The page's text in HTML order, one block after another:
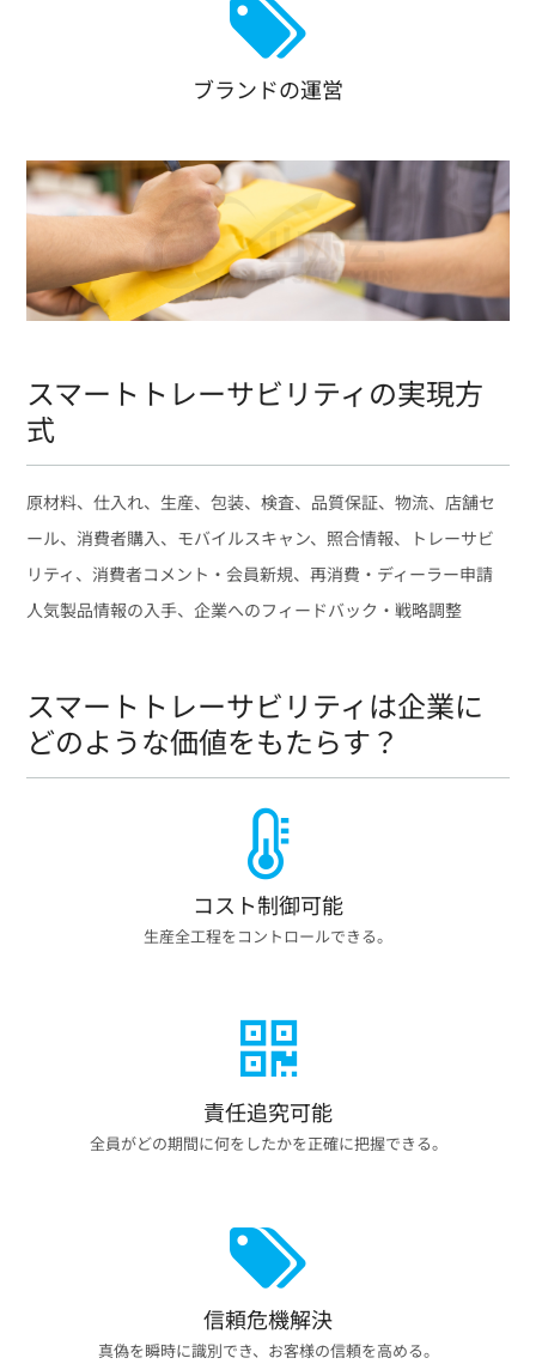
ブランドの運営
スマートトレーサビリティの実現方
式
原材料、仕入れ、生産、包装、検査、品質保証、物流、店舗セ
ール、消費者購入、モバイルスキャン、照合情報、トレーサビ
リティ、消費者コメント・会員新規、再消費・ディーラー申請
人気製品情報の入手、企業へのフィードバック・戦略調整
スマートトレーサビリティは企業に
どのような価値をもたらす？
コスト制御可能
生産全工程をコントロールできる。
責任追究可能
全員がどの期間に何をしたかを正確に把握できる。
信頼危機解決
真偽を瞬時に識別でき、お客様の信頼を高める。